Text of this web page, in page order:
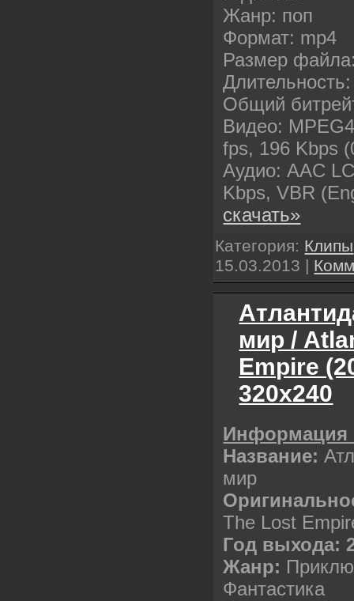
Жанр: поп
Формат: mp4
Размер
Общий
Видео:
fps, 196 Kbps
Аудио: AAC
Kbps, VBR
скачать»
Категория: Клипы
15.03.2013 |
мир /
Empire
320х240
Название:
мир
The Lost
Год выхода:
Жанр:
Фантастика